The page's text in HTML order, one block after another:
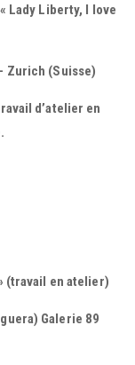
Lady Liberty, I love
Zurich (Suisse)
d’atelier en
(travail en atelier)
Galerie 89